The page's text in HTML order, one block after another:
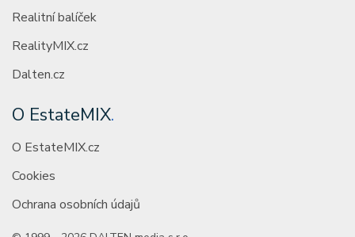
Realitní balíček
RealityMIX.cz
Dalten.cz
O EstateMIX.
O EstateMIX.cz
Cookies
Ochrana osobních údajů